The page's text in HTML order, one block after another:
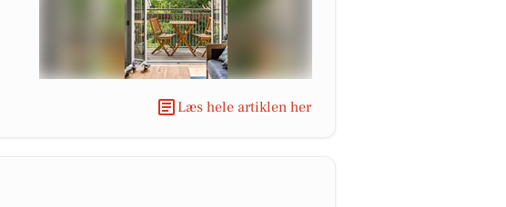
Læs hele artiklen her